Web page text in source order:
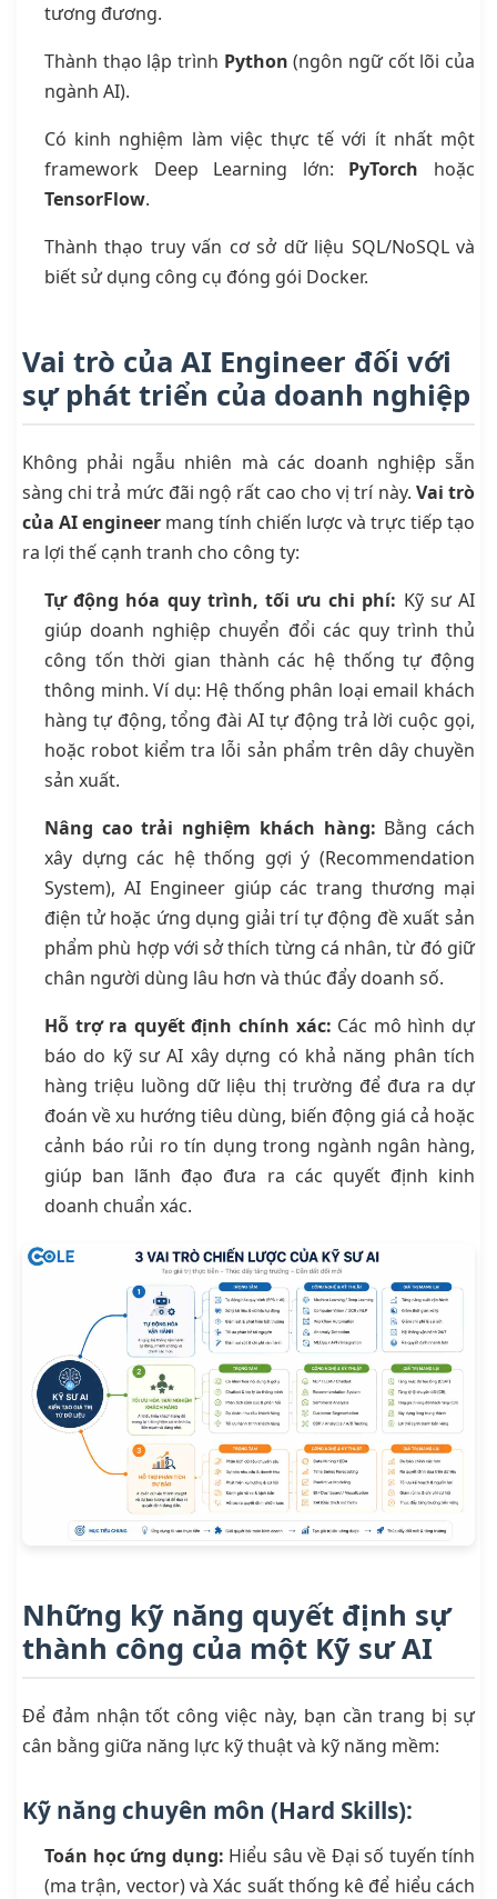
tương đương.
Thành thạo lập trình Python (ngôn ngữ cốt lõi của
ngành AI).
Có kinh nghiệm làm việc thực tế với ít nhất một
framework Deep Learning lớn: PyTorch hoặc
TensorFlow.
Thành thạo truy vấn cơ sở dữ liệu SQL/NoSQL và
biết sử dụng công cụ đóng gói Docker.
Vai trò của AI Engineer đối với
sự phát triển của doanh nghiệp
Không phải ngẫu nhiên mà các doanh nghiệp sẵn
sàng chi trả mức đãi ngộ rất cao cho vị trí này. Vai trò
của AI engineer mang tính chiến lược và trực tiếp tạo
ra lợi thế cạnh tranh cho công ty:
Tự động hóa quy trình, tối ưu chi phí: Kỹ sư AI
giúp doanh nghiệp chuyển đổi các quy trình thủ
công tốn thời gian thành các hệ thống tự động
thông minh. Ví dụ: Hệ thống phân loại email khách
hàng tự động, tổng đài AI tự động trả lời cuộc gọi,
hoặc robot kiểm tra lỗi sản phẩm trên dây chuyền
sản xuất.
Nâng cao trải nghiệm khách hàng: Bằng cách
xây dựng các hệ thống gợi ý (Recommendation
System), AI Engineer giúp các trang thương mại
điện tử hoặc ứng dụng giải trí tự động đề xuất sản
phẩm phù hợp với sở thích từng cá nhân, từ đó giữ
chân người dùng lâu hơn và thúc đẩy doanh số.
Hỗ trợ ra quyết định chính xác: Các mô hình dự
báo do kỹ sư AI xây dựng có khả năng phân tích
hàng triệu luồng dữ liệu thị trường để đưa ra dự
đoán về xu hướng tiêu dùng, biến động giá cả hoặc
cảnh báo rủi ro tín dụng trong ngành ngân hàng,
giúp ban lãnh đạo đưa ra các quyết định kinh
doanh chuẩn xác.
Những kỹ năng quyết định sự
thành công của một Kỹ sư AI
Để đảm nhận tốt công việc này, bạn cần trang bị sự
cân bằng giữa năng lực kỹ thuật và kỹ năng mềm:
Kỹ năng chuyên môn (Hard Skills):
Toán học ứng dụng: Hiểu sâu về Đại số tuyến tính
(ma trận, vector) và Xác suất thống kê để hiểu cách